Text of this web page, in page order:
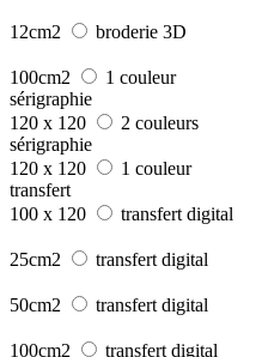
12cm2 broderie 3D
100cm2
1 couleur
sérigraphie
120 x 120
2 couleurs
sérigraphie
120 x 120
1 couleur
transfert
100 x 120
transfert digital
25cm2 transfert digital
50cm2 transfert digital
100cm2 transfert digital